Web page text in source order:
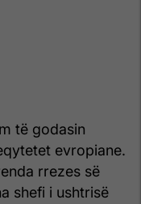
të godasin
evropiane.
rrezes së
shefi i ushtrisë